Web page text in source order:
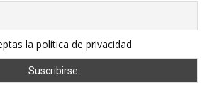
la política de privacidad